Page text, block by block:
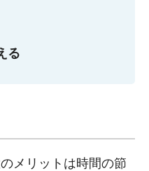
る
メリットは時間の節